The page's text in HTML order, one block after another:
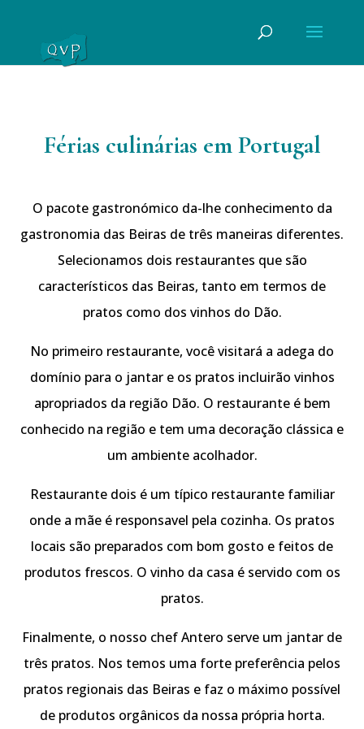
Férias culinárias em Portugal
O pacote gastronómico da-lhe conhecimento da
gastronomia das Beiras de três maneiras diferentes.
Selecionamos dois restaurantes que são
característicos das Beiras, tanto em termos de
pratos como dos vinhos do Dão.
No primeiro restaurante, você visitará a adega do
domínio para o jantar e os pratos incluirão vinhos
apropriados da região Dão. O restaurante é bem
conhecido na região e tem uma decoração clássica e
um ambiente acolhador.
Restaurante dois é um típico restaurante familiar
onde a mãe é responsavel pela cozinha. Os pratos
locais são preparados com bom gosto e feitos de
produtos frescos. O vinho da casa é servido com os
pratos.
Finalmente, o nosso chef Antero serve um jantar de
três pratos. Nos temos uma forte preferência pelos
pratos regionais das Beiras e faz o máximo possível
de produtos orgânicos da nossa própria horta.